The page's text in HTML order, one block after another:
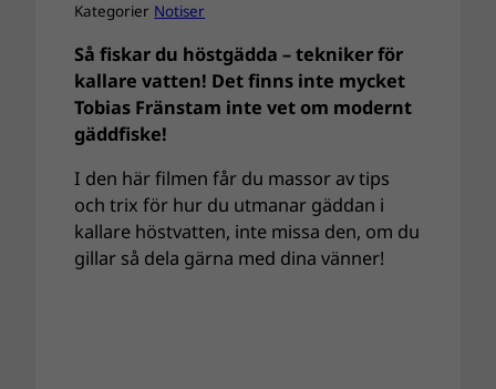
Kategorier Notiser
Så fiskar du höstgädda – tekniker för
kallare vatten! Det finns inte mycket
Tobias Fränstam inte vet om modernt
gäddfiske!
I den här filmen får du massor av tips
och trix för hur du utmanar gäddan i
kallare höstvatten, inte missa den, om du
gillar så dela gärna med dina vänner!